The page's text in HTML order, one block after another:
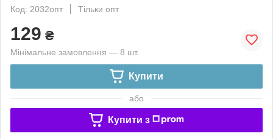
Код: 2032опт
Тільки опт
129 ₴
Мінімальне замовлення — 8 шт.
Купити
або
Купити з